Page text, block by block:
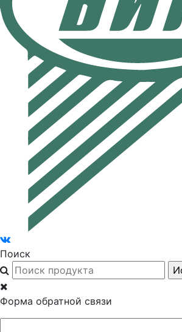
Поиск
Форма обратной связи